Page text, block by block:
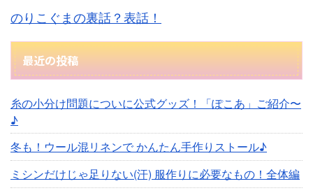
のりこぐまの裏話？表話！
最近の投稿
糸の小分け問題についに公式グッズ！「ぽこあ」ご紹介〜
♪
冬も！ウール混リネンで かんたん手作りストール♪
ミシンだけじゃ足りない(汗) 服作りに必要なもの！全体編